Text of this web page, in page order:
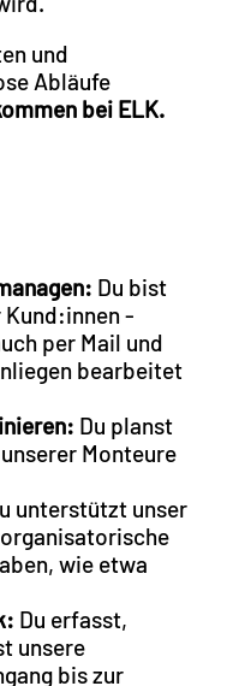
und
Abläufe
bei ELK.
Du bist
-
per Mail und
bearbeitet
Du planst
Monteure
unterstützt unser
wie etwa
Du erfasst,
unsere
bis zur